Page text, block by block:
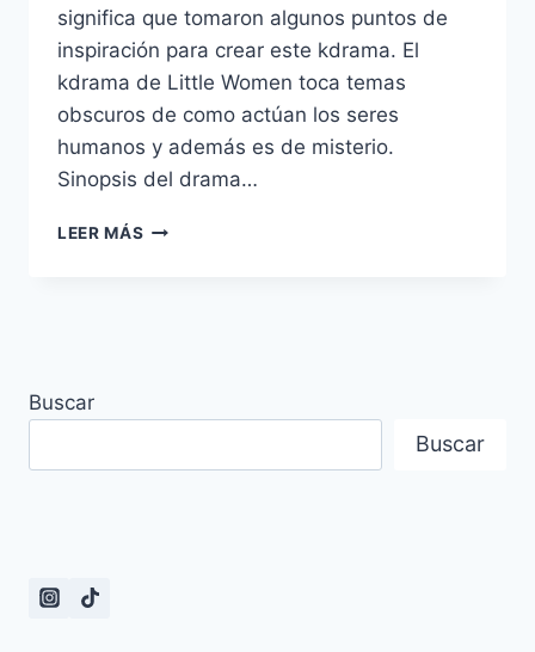
significa que tomaron algunos puntos de
inspiración para crear este kdrama. El
kdrama de Little Women toca temas
obscuros de como actúan los seres
humanos y además es de misterio.
Sinopsis del drama…
LEER MÁS RESEÑA
Buscar
Buscar